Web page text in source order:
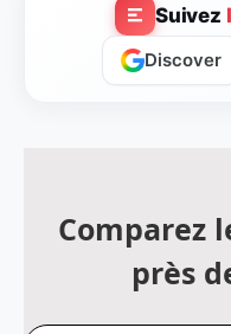
Suivez
Discover
Comparez
près